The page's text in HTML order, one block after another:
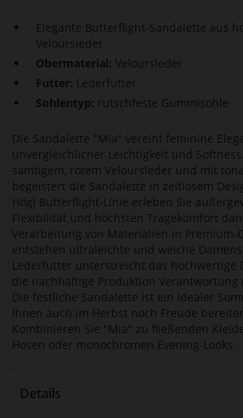
Elegante Butterflight-Sandalette aus
Veloursleder
Obermaterial: Veloursleder
Futter: Lederfutter
Sohlentyp: rutschfeste Gummisohle
Die Sandalette "Mia" vereint feminine
unvergleichlicher Leichtigkeit und
samtigem, rotem Veloursleder und mit
begeistert die Sandalette in zeitlosem
Högl Butterflight-Linie erleben Sie
Flexibilität und höchsten Tragekomfort
Verarbeitung von Materialien in Premium-
entstehen ultraleichte und weiche
Lederfutter unterstreicht das hochwertige
die nachhaltige Produktion Verantwortung
Die festliche Sandalette ist ein idealer
Ihnen auch im Herbst noch Freude
Kombinieren Sie "Mia" zu fließenden
Hosen oder monochromen Evening-Looks.
Details